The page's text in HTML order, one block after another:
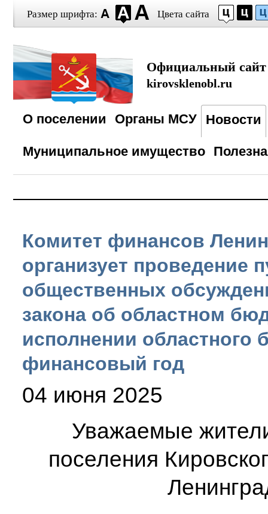
Размер шрифта: Цвета сайта
Официальный
kirovsklenobl.ru
О поселении Органы МСУ Новости
Муниципальное имущество
Комитет финансов
организует проведение
общественных
закона об областном
исполнении областного
финансовый год
04 июня 2025
Уважаемые
поселения